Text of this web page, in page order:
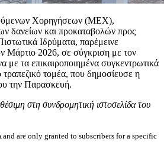
Χορηγήσεων (ΜΕΧ),
δανείων και προκαταβολών προς
Ιδρύματα, παρέμεινε
Μάρτιο 2026, σε σύγκριση με τον
τα επικαιροποιημένα συγκεντρωτικά
τραπεζικό τομέα, που δημοσίευσε η
την Παρασκευή.
στη συνδρομητική ιστοσελίδα του
are only granted to subscribers for a specific